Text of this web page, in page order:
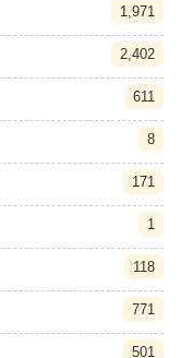
1,971
2,402
611
8
171
1
118
771
501